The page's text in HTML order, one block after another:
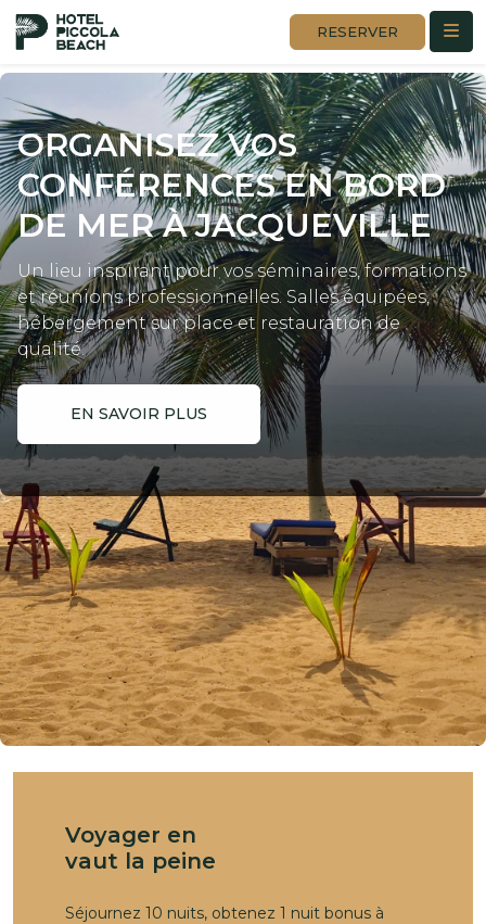
RESERVER
ORGANISEZ VOS
CONFÉRENCES EN BORD
DE MER À JACQUEVILLE
Un lieu inspirant pour vos séminaires, formations
et réunions professionnelles. Salles équipées,
hébergement sur place et restauration de
qualité.
EN SAVOIR PLUS
Voyager en
vaut la peine
Séjournez 10 nuits, obtenez 1 nuit bonus à